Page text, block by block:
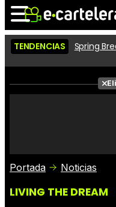
Noticias
Críticas
TENDENCIAS Spring
Portada Noticias
LIVING THE DREAM